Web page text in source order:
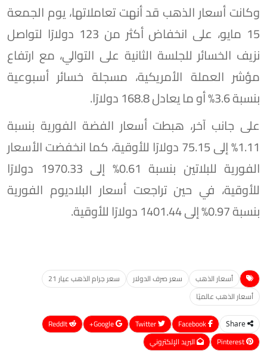
وكانت أسعار الذهب قد أنهت تعاملاتها، يوم الجمعة
15 مايو، على انخفاض أكثر من 123 دولارًا لتواصل
نزيف الخسائر للجلسة الثانية على التوالي، مع ارتفاع
مؤشر العملة الأمريكية، مسجلة خسائر أسبوعية
بنسبة 3.6% أو ما يعادل 168.8 دولارًا.
على جانب آخر، هبطت أسعار الفضة الفورية بنسبة
1.11% إلى 75.15 دولارًا للأوقية، كما انخفضت الأسعار
الفورية للبلاتين بنسبة 0.61% إلى 1970.33 دولارًا
للأوقية، في حين تراجعت أسعار البلاديوم الفورية
بنسبة 0.97% إلى 1401.44 دولارًا للأوقية.
أسعار الذهب سعر صرف الدولار
سعر جرام الذهب عيار 21
أسعار الذهب عالميًا
Share
Google+
ReddIt
Pinterest
البريد الإلكتروني